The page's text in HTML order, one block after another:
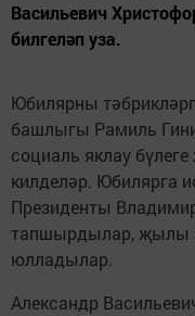
Васильевич
билгеләп уза.
Юбилярны
башлыгы Рамиль
социаль яклау
килделәр. Юбилярга
Президенты
тапшырдылар, җылы
юлладылар.
Александр